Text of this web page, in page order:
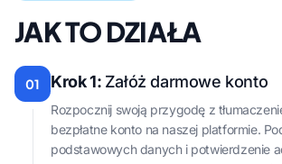
JAK TO DZIAŁA
01 Krok 1: Załóż darmowe konto
Rozpocznij swoją przygodę z
bezpłatne konto na naszej platformie.
podstawowych danych i potwierdzenie